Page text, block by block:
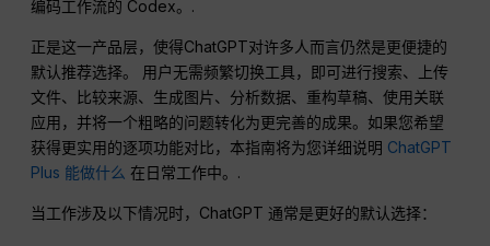
编码工作流的 Codex。.
正是这一产品层，使得ChatGPT对许多人而言仍然是更便捷的
默认推荐选择。 用户无需频繁切换工具，即可进行搜索、上传
文件、比较来源、生成图片、分析数据、重构草稿、使用关联
应用，并将一个粗略的问题转化为更完善的成果。如果您希望
获得更实用的逐项功能对比，本指南将为您详细说明 ChatGPT
Plus 能做什么 在日常工作中。.
当工作涉及以下情况时，ChatGPT 通常是更好的默认选择：